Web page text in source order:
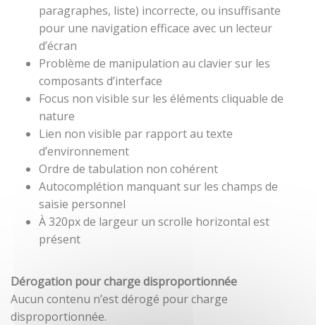
paragraphes, liste) incorrecte, ou insuffisante
pour une navigation efficace avec un lecteur
d’écran
Problème de manipulation au clavier sur les
composants d’interface
Focus non visible sur les éléments cliquable de
nature
Lien non visible par rapport au texte
d’environnement
Ordre de tabulation non cohérent
Autocomplétion manquant sur les champs de
saisie personnel
À 320px de largeur un scrolle horizontal est
présent
Dérogation pour charge disproportionnée
Aucun contenu n’est dérogé pour charge
disproportionnée.